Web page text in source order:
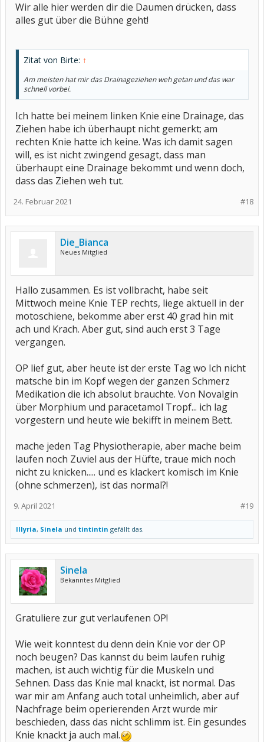
Wir alle hier werden dir die Daumen drücken, dass
alles gut über die Bühne geht!
Zitat von Birte: ↑
Am meisten hat mir das Drainageziehen weh getan und das war
schnell vorbei.
Ich hatte bei meinem linken Knie eine Drainage, das
Ziehen habe ich überhaupt nicht gemerkt; am
rechten Knie hatte ich keine. Was ich damit sagen
will, es ist nicht zwingend gesagt, dass man
überhaupt eine Drainage bekommt und wenn doch,
dass das Ziehen weh tut.
#18
24. Februar 2021
Die_Bianca
Neues Mitglied
Hallo zusammen. Es ist vollbracht, habe seit
Mittwoch meine Knie TEP rechts, liege aktuell in der
motoschiene, bekomme aber erst 40 grad hin mit
ach und Krach. Aber gut, sind auch erst 3 Tage
vergangen.
OP lief gut, aber heute ist der erste Tag wo Ich nicht
matsche bin im Kopf wegen der ganzen Schmerz
Medikation die ich absolut brauchte. Von Novalgin
über Morphium und paracetamol Tropf... ich lag
vorgestern und heute wie bekifft in meinem Bett.
mache jeden Tag Physiotherapie, aber mache beim
laufen noch Zuviel aus der Hüfte, traue mich noch
nicht zu knicken..... und es klackert komisch im Knie
(ohne schmerzen), ist das normal?!
#19
9. April 2021
Illyria, Sinela und tintintin gefällt das.
Sinela
Bekanntes Mitglied
Gratuliere zur gut verlaufenen OP!
Wie weit konntest du denn dein Knie vor der OP
noch beugen? Das kannst du beim laufen ruhig
machen, ist auch wichtig für die Muskeln und
Sehnen. Dass das Knie mal knackt, ist normal. Das
war mir am Anfang auch total unheimlich, aber auf
Nachfrage beim operierenden Arzt wurde mir
beschieden, dass das nicht schlimm ist. Ein gesundes
Knie knackt ja auch mal.